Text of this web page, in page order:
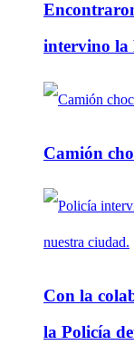
intervino la
Camión
Con la
la Policía